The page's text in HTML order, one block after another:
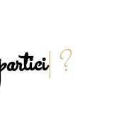
part|?